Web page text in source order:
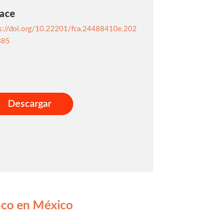
doi.org/10.22201/fca.24488410e.202
Descargar
en México